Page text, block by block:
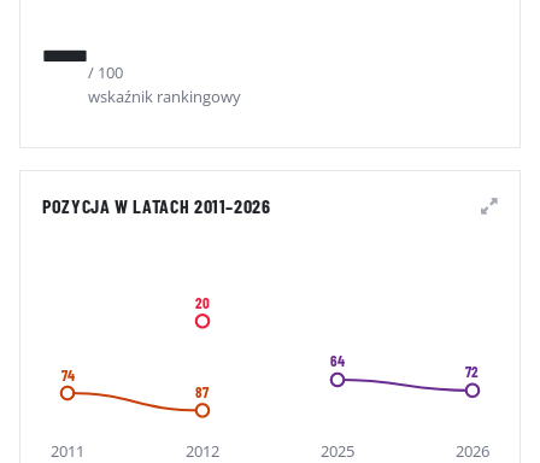
—/ 100
wskaźnik rankingowy
POZYCJA W LATACH 2011–2026
2011 2012 2025 2026
74
87
20
64
72